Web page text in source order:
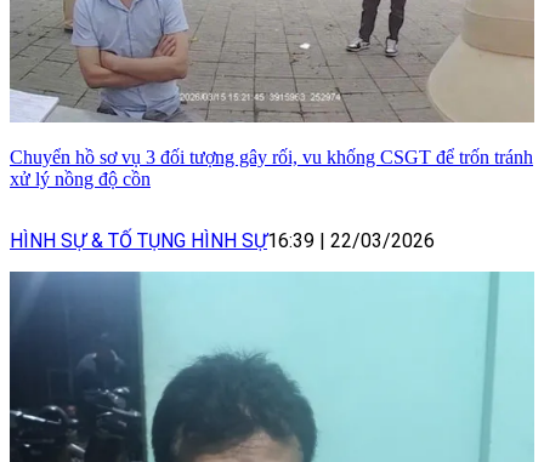
Chuyển hồ sơ vụ 3 đối tượng gây rối, vu khống CSGT để trốn tránh
xử lý nồng độ cồn
HÌNH SỰ & TỐ TỤNG HÌNH SỰ16:39 | 22/03/2026